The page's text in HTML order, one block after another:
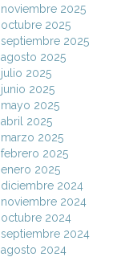
noviembre 2025
octubre 2025
septiembre 2025
agosto 2025
julio 2025
junio 2025
mayo 2025
abril 2025
marzo 2025
febrero 2025
enero 2025
diciembre 2024
noviembre 2024
octubre 2024
septiembre 2024
agosto 2024